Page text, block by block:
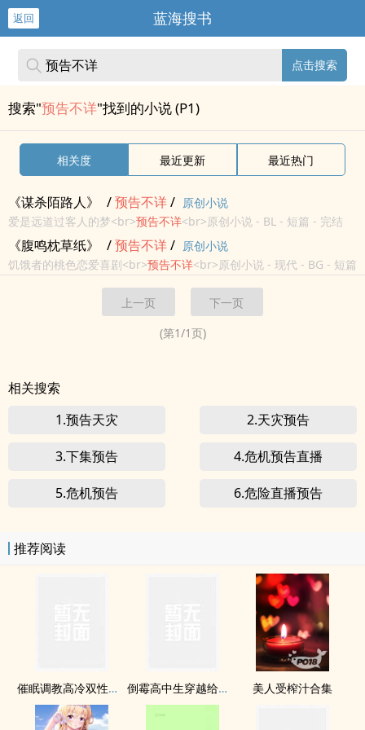
返回 蓝海搜书
点击搜索
搜索"预告不详"找到的小说 (P1)
相关度 最近更新 最近热门
《谋杀陌路人》 /预告不详/ 原创小说
爱是远道过客人的梦<br>预告不详<br>原创小说 - BL - 短篇 - 完结
<br>
《腹鸣枕草纸》 /预告不详/ 原创小说
饥饿者的桃色恋爱喜剧<br>预告不详<br>原创小说 - 现代 - BG - 短篇
上一页
下一页
(第1/1页)
相关搜索
1.预告天灾
2.天灾预告
3.下集预告 4.危机预告直播
5.危机预告 6.危险直播预告
推荐阅读
催眠调教高冷双性美人室友 倒霉高中生穿越给龙傲天做老婆 美人受榨汁合集